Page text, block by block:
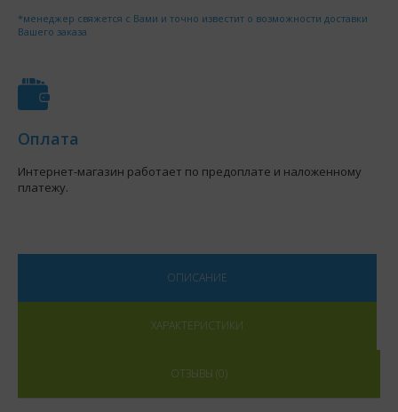
*менеджер свяжется с Вами и точно известит о возможности доставки
Вашего заказа
Оплата
Интернет-магазин работает по предоплате и наложенному
платежу.
ОПИСАНИЕ
ХАРАКТЕРИСТИКИ
ОТЗЫВЫ (0)